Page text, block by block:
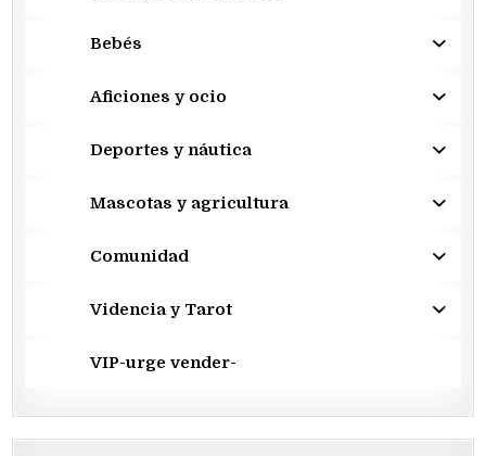
Bebés
Aficiones y ocio
Deportes y náutica
Mascotas y agricultura
Comunidad
Videncia y Tarot
VIP-urge vender-